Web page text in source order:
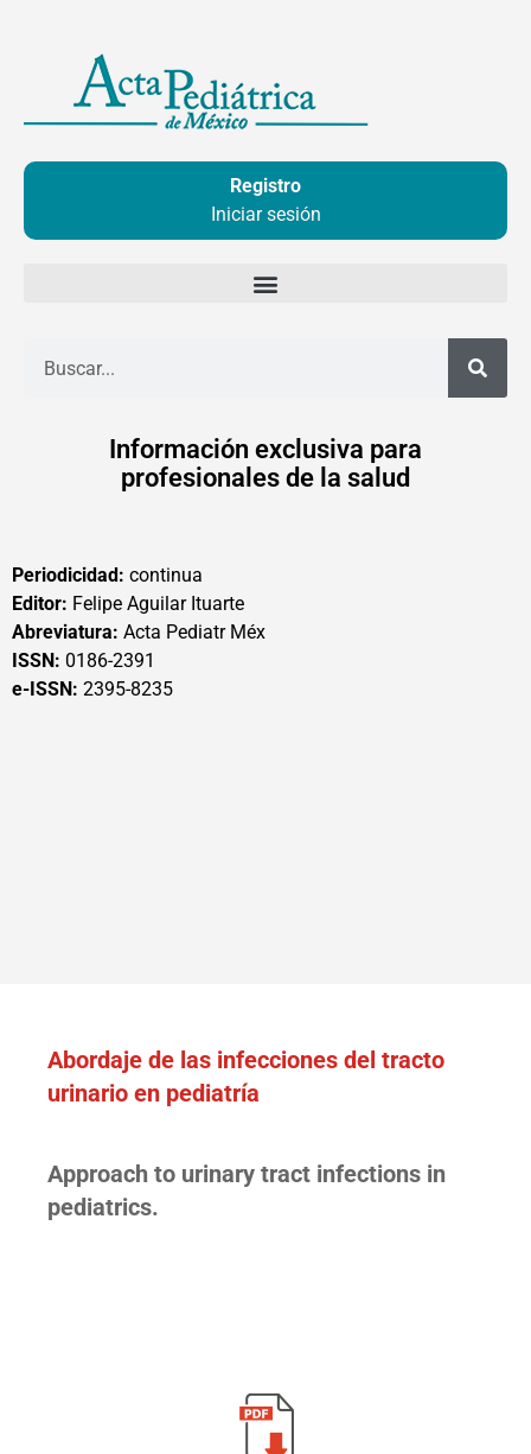
contenido
Registro
Iniciar sesión
Información exclusiva para
profesionales de la salud
Periodicidad: continua
Editor: Felipe Aguilar Ituarte
Abreviatura: Acta Pediatr Méx
ISSN: 0186-2391
e-ISSN: 2395-8235
Abordaje de las infecciones del tracto
urinario en pediatría
Approach to urinary tract infections in
pediatrics.